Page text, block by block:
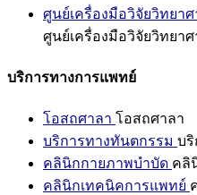
ศูนย์เครื่องมือวิจัยวิทยา
ศูนย์เครื่องมือวิจัยวิทยา
บริการทางการแพทย์
โอสถศาลา โอสถศาลา
บริการทางทันตกรรม บ
คลินิกกายภาพบำบัด คลิ
คลินิกเทคนิคการแพทย์